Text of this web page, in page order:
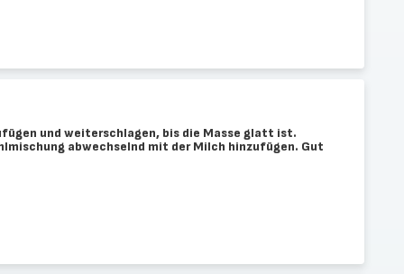
und weiterschlagen, bis die Masse glatt ist.
abwechselnd mit der Milch hinzufügen. Gut